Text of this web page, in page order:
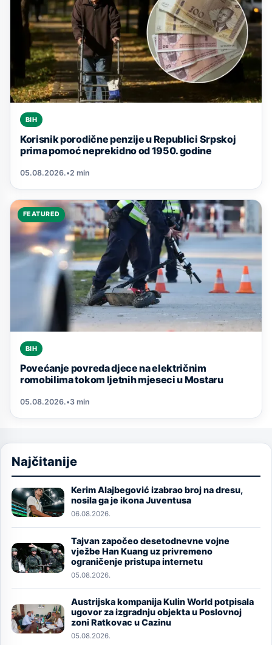
BIH
Korisnik porodične penzije u Republici Srpskoj
prima pomoć neprekidno od 1950. godine
05.08.2026.•2 min
FEATURED
BIH
Povećanje povreda djece na električnim
romobilima tokom ljetnih mjeseci u Mostaru
05.08.2026.•3 min
Najčitanije
Image
Kerim Alajbegović izabrao broj na dresu,
nosila ga je ikona Juventusa
06.08.2026.
Image
Tajvan započeo desetodnevne vojne
vježbe Han Kuang uz privremeno
ograničenje pristupa internetu
05.08.2026.
Image
Austrijska kompanija Kulin World potpisala
ugovor za izgradnju objekta u Poslovnoj
zoni Ratkovac u Cazinu
05.08.2026.